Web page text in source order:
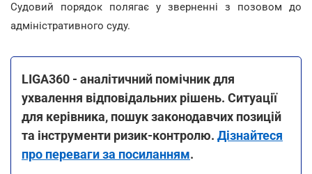
Судовий порядок полягає у зверненні з позовом до
адміністративного суду.
LIGA360 - аналітичний помічник для
ухвалення відповідальних рішень. Ситуації
для керівника, пошук законодавчих позицій
та інструменти ризик-контролю. Дізнайтеся
про переваги за посиланням.